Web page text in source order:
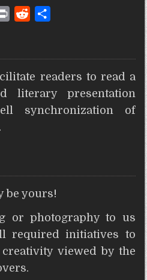
n
t
d
i
t
r
e
readers to read a
literary presentation
synchronization of
be yours!
or photography to us
required initiatives to
viewed by the